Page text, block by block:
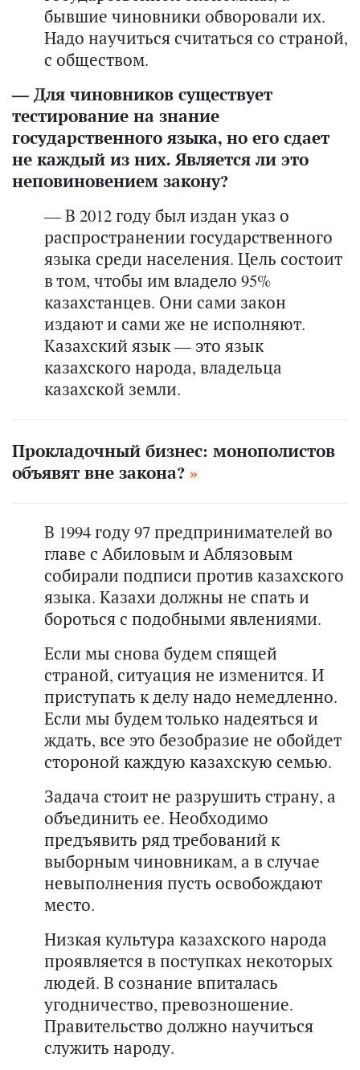
бывшие чиновники обворовали их.
Надо научиться считаться со страной,
с обществом.
— Для чиновников существует
тестирование на знание
государственного языка, но его сдает
не каждый из них. Является ли это
неповиновением закону?
— В 2012 году был издан указ о
распространении государственного
языка среди населения. Цель состоит
в том, чтобы им владело 95%
казахстанцев. Они сами закон
издают и сами же не исполняют.
Казахский язык — это язык
казахского народа, владельца
казахской земли.
Прокладочный бизнес: монополистов
объявят вне закона?
В 1994 году 97 предпринимателей во
главе с Абиловым и Аблязовым
собирали подписи против казахского
языка. Казахи должны не спать и
бороться с подобными явлениями.
Если мы снова будем спящей
страной, ситуация не изменится. И
приступать к делу надо немедленно.
Если мы будем только надеяться и
ждать, все это безобразие не обойдет
стороной каждую казахскую семью.
Задача стоит не разрушить страну, а
объединить ее. Необходимо
предъявить ряд требований к
выборным чиновникам, а в случае
невыполнения пусть освобождают
место.
Низкая культура казахского народа
проявляется в поступках некоторых
людей. В сознание впиталась
угодничество, превозношение.
Правительство должно научиться
служить народу.